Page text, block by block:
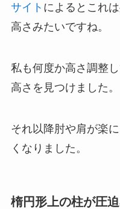
サイト によるとこれ
高さみたいですね。
私も何度か高さ調整
高さを見つけました。
それ以降肘や肩が楽
くなりました。
楕円形上の柱が圧